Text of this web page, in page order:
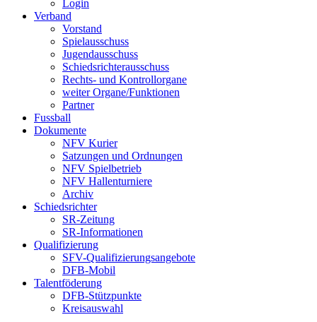
Login
Verband
Vorstand
Spielausschuss
Jugendausschuss
Schiedsrichterausschuss
Rechts- und Kontrollorgane
weiter Organe/Funktionen
Partner
Fussball
Dokumente
NFV Kurier
Satzungen und Ordnungen
NFV Spielbetrieb
NFV Hallenturniere
Archiv
Schiedsrichter
SR-Zeitung
SR-Informationen
Qualifizierung
SFV-Qualifizierungsangebote
DFB-Mobil
Talentföderung
DFB-Stützpunkte
Kreisauswahl